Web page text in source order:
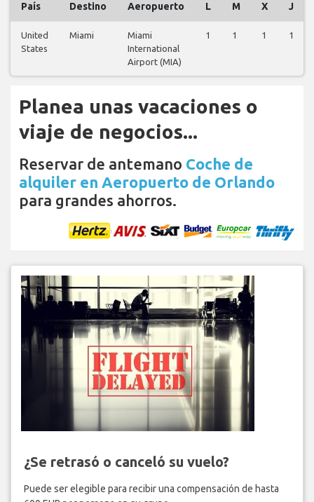
País Destino Aeropuerto L M X J
United
States
Miami
Miami
International
Airport (MIA)
1 1 1 1
Planea unas vacaciones o
viaje de negocios...
Reservar de antemano Coche de
alquiler en Aeropuerto de Orlando
para grandes ahorros.
¿Se retrasó o canceló su vuelo?
Puede ser elegible para recibir una compensación de hasta